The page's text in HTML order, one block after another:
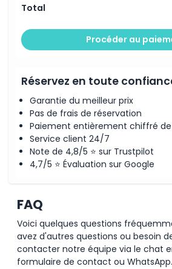
Total
Procéder au
Réservez en toute
Garantie du meilleur prix
Pas de frais de réservation
Paiement entièrement chiffré
Service client 24/7
Note de 4,8/5 ⭐ sur Trustpilot
4,7/5 ⭐ Évaluation sur Google
FAQ
Voici quelques questions
avez d'autres questions ou besoin
contacter notre équipe via le chat
formulaire de contact ou WhatsApp.